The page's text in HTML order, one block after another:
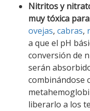
Nitritos y
muy tóxica
ovejas, cabras,
a que el pH
conversión de
serán
combinándose
liberarlo a los